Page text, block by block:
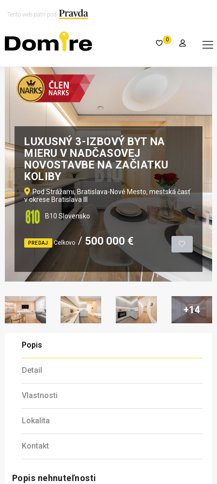
Tento web patrí pod
0
LUXUSNÝ 3-IZBOVÝ BYT NA
MIERU V NADČASOVEJ
NOVOSTAVBE NA ZAČIATKU
KOLIBY
Pod Strážami, Bratislava-Nové Mesto, mestská časť
v okrese Bratislava III
B10 Slovensko
PREDAJ Celkovo 500 000 €
+14
Popis
Detail
Vlastnosti
Lokalita
Kontakt
Popis nehnuteľnosti